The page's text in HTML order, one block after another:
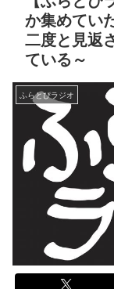
か集めてい
二度と見返
ている～
ふらとぴラジオ